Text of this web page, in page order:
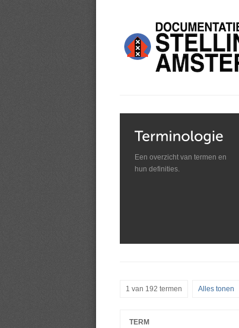
Een overzicht van termen en
hun definities.
1 van 192 termen Alles tonen
TERM